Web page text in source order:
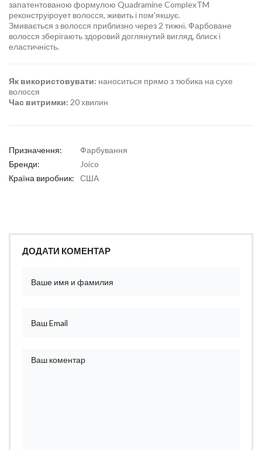
запатентованою формулою Quadramine ComplexTM
реконструіроует волосся, живить і пом'якшує.
Змивається з волосся приблизно через 2 тижні. Фарбоване
волосся зберігають здоровий доглянутий вигляд, блиск і
еластичність.
Як використовувати: наноситься прямо з тюбика на сухе
волосся
Час витримки: 20 хвилин
Призначення:
Фарбування
Бренди:
Joico
Країна виробник:
США
ДОДАТИ КОМЕНТАР